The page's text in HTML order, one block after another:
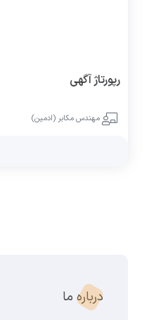
رپورتاژ آگهی
مهندس مکابر (ادمین)
درباره ما